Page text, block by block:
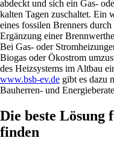
abdeckt und sich ein Gas-
kalten Tagen zuschaltet. Ein
eines fossilen Brenners
Ergänzung einer
Bei Gas- oder
Biogas oder Ökostrom
des Heizsystems im Altbau
www.bsb-ev.de gibt es dazu
Bauherren- und
Die beste Lösung
finden